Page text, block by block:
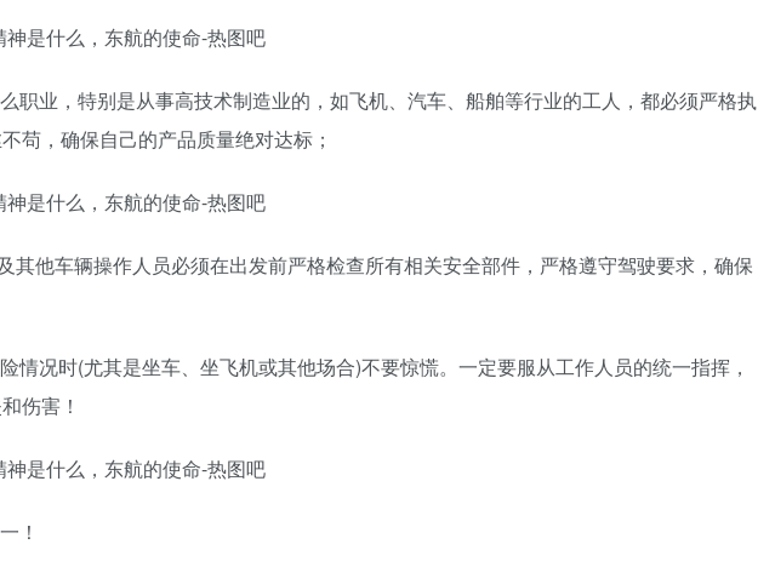
职业，特别是从事高技术制造业的，如飞机、汽车、船舶等行业的工人，都必须严格执
苟，确保自己的产品质量绝对达标；
其他车辆操作人员必须在出发前严格检查所有相关安全部件，严格遵守驾驶要求，确保
情况时(尤其是坐车、坐飞机或其他场合)不要惊慌。一定要服从工作人员的统一指挥，
伤害！
！